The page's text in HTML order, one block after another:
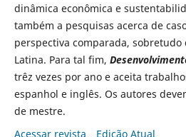
dinâmica econômica e
também a pesquisas acerca de
perspectiva comparada, sobretudo
Latina. Para tal fim,
trêz vezes por ano e aceita
espanhol e inglês. Os autores
de mestre.
Acessar revista
Edição Atual